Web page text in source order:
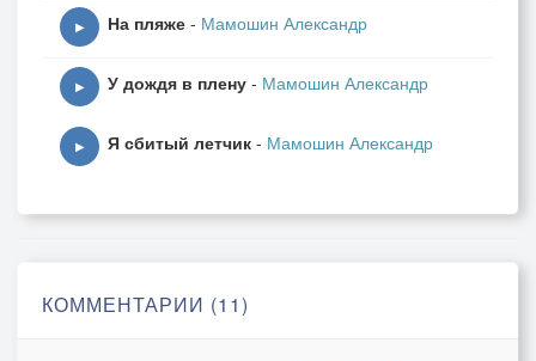
▶ На пляже - Мамошин Александр
▶ У дождя в плену - Мамошин Александр
▶ Я сбитый летчик - Мамошин Александр
КОММЕНТАРИИ (11)